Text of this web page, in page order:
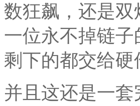
数狂飙，还是
一位永不掉链
剩下的都交给
并且这还是一